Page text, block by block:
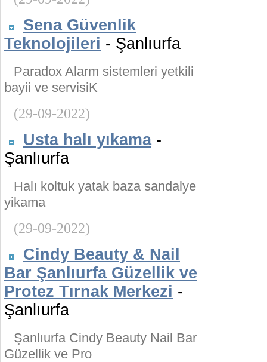
Sena Güvenlik
Teknolojileri - Şanlıurfa
Paradox Alarm sistemleri yetkili
bayii ve servisiK
(29-09-2022)
Usta halı yıkama-
Şanlıurfa
Halı koltuk yatak baza sandalye
yikama
(29-09-2022)
Cindy Beauty & Nail
Bar Şanlıurfa Güzellik ve
Protez Tırnak Merkezi -
Şanlıurfa
Şanlıurfa Cindy Beauty Nail Bar
Güzellik ve Pro